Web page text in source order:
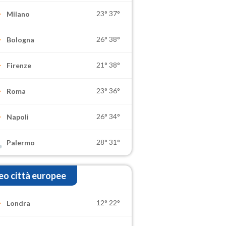
Milano 23° 37°
Bologna 26° 38°
Firenze 21° 38°
Roma 23° 36°
Napoli 26° 34°
Palermo 28° 31°
città europee
Londra 12° 22°